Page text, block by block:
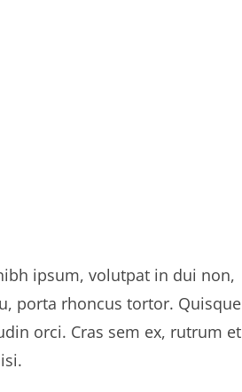
ipsum, volutpat in dui non,
porta rhoncus tortor. Quisque
orci. Cras sem ex, rutrum et